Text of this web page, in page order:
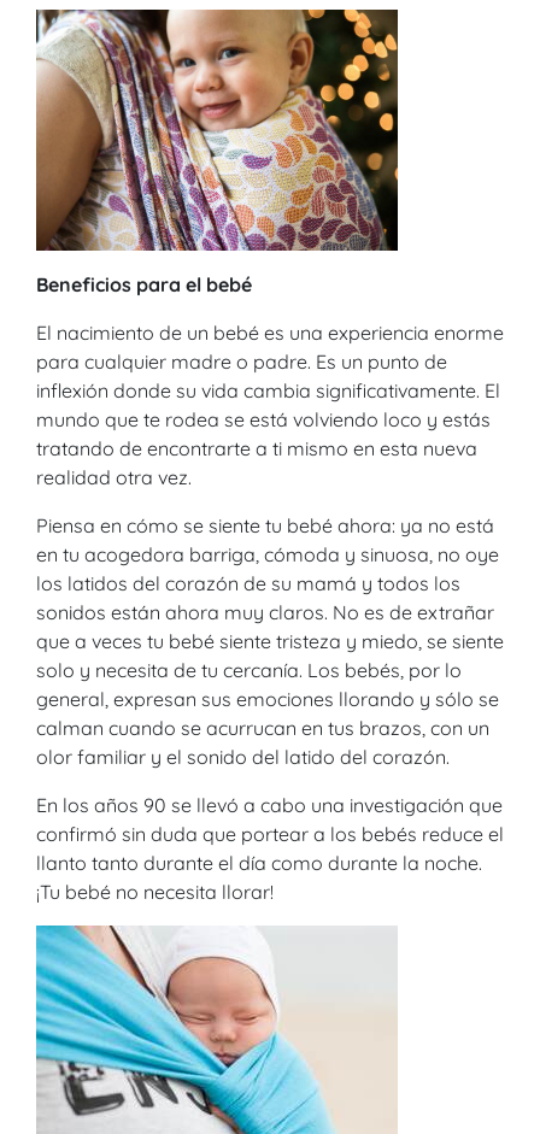
Beneficios para el bebé
El nacimiento de un bebé es una experiencia enorme
para cualquier madre o padre. Es un punto de
inflexión donde su vida cambia significativamente. El
mundo que te rodea se está volviendo loco y estás
tratando de encontrarte a ti mismo en esta nueva
realidad otra vez.
Piensa en cómo se siente tu bebé ahora: ya no está
en tu acogedora barriga, cómoda y sinuosa, no oye
los latidos del corazón de su mamá y todos los
sonidos están ahora muy claros. No es de extrañar
que a veces tu bebé siente tristeza y miedo, se siente
solo y necesita de tu cercanía. Los bebés, por lo
general, expresan sus emociones llorando y sólo se
calman cuando se acurrucan en tus brazos, con un
olor familiar y el sonido del latido del corazón.
En los años 90 se llevó a cabo una investigación que
confirmó sin duda que portear a los bebés reduce el
llanto tanto durante el día como durante la noche.
¡Tu bebé no necesita llorar!